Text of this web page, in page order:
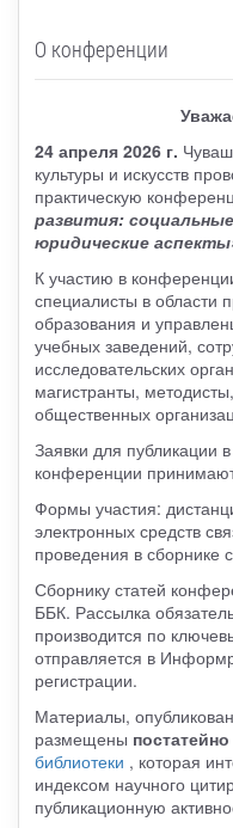
О конференции
24 апреля 2026 г.
культуры и искусств
практическую
развития:
юридические
К участию в
специалисты в области
образования и
учебных заведений,
исследовательских
магистранты,
общественных
Заявки для публикации
конференции
Формы участия:
электронных средств
проведения в сборнике
Сборнику статей
ББК. Рассылка
производится по
отправляется в
регистрации.
Материалы,
размещены постатейно
библиотеки , которая
индексом научного
публикационную